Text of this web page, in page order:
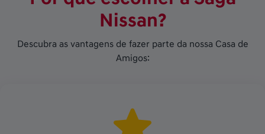
Nissan?
Descubra as vantagens de fazer parte da nossa Casa de
Amigos: